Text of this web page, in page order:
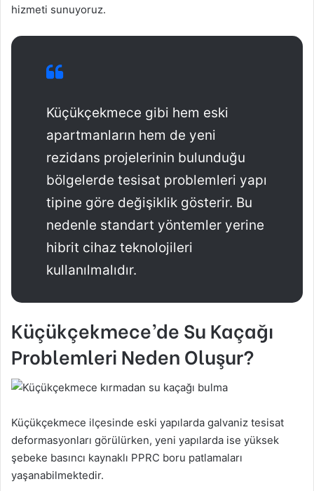
hizmeti sunuyoruz.
Küçükçekmece gibi hem eski
apartmanların hem de yeni
rezidans projelerinin bulunduğu
bölgelerde tesisat problemleri yapı
tipine göre değişiklik gösterir. Bu
nedenle standart yöntemler yerine
hibrit cihaz teknolojileri
kullanılmalıdır.
Küçükçekmece’de Su Kaçağı
Problemleri Neden Oluşur?
Küçükçekmece ilçesinde eski yapılarda galvaniz tesisat
deformasyonları görülürken, yeni yapılarda ise yüksek
şebeke basıncı kaynaklı PPRC boru patlamaları
yaşanabilmektedir.